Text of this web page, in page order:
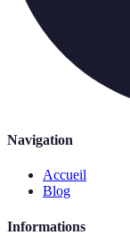
Navigation
Accueil
Blog
Informations